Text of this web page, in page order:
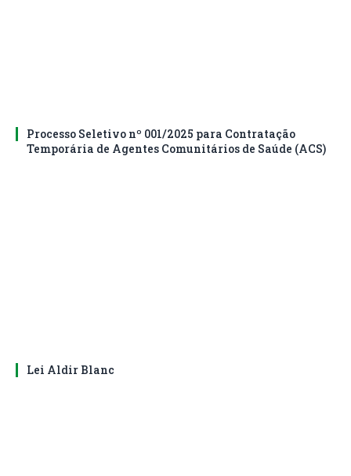
Processo Seletivo nº 001/2025 para Contratação
Temporária de Agentes Comunitários de Saúde (ACS)
Lei Aldir Blanc